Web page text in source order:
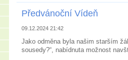
Předvánoční Vídeň
09.12.2024 21:42
Jako odměna byla našim starším
sousedy?“, nabídnuta možnost